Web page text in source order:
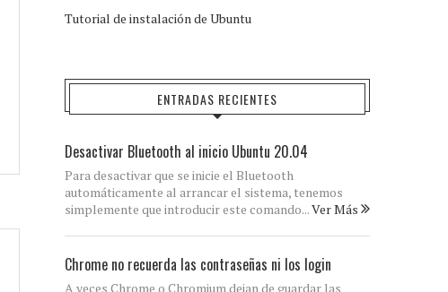
Tutorial de instalación de Ubuntu
ENTRADAS RECIENTES
Desactivar Bluetooth al inicio Ubuntu 20.04
Para desactivar que se inicie el Bluetooth
automáticamente al arrancar el sistema, tenemos
simplemente que introducir este comando...Ver Más
Chrome no recuerda las contraseñas ni los login
A veces Chrome o Chromium dejan de guardar las